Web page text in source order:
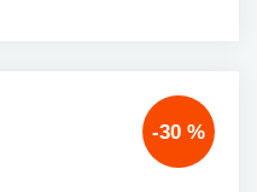
-30 %